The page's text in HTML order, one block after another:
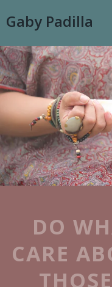
Gaby Padilla
DO
CARE